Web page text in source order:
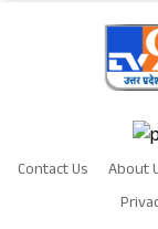
Contact Us About